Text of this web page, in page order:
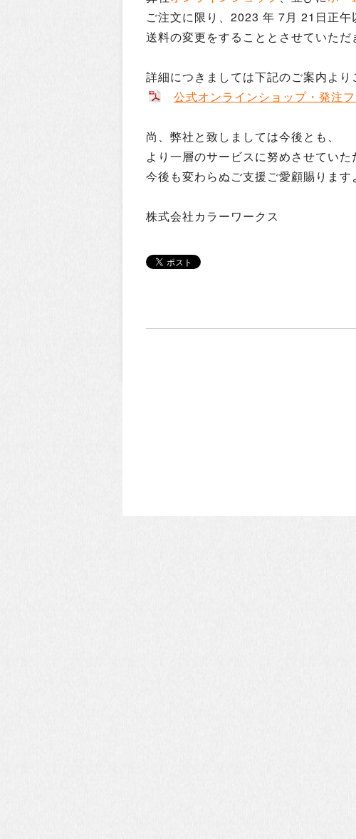
ご注文に限り、2023 年 7月 21日正午
送料の変更をすることとさせていただ
詳細につきましては下記のご案内より
公式オンラインショップ・発注
尚、弊社と致しましては今後とも、
より一層のサービスに努めさせていた
今後も変わらぬご支援ご愛顧賜ります
株式会社カラーワークス